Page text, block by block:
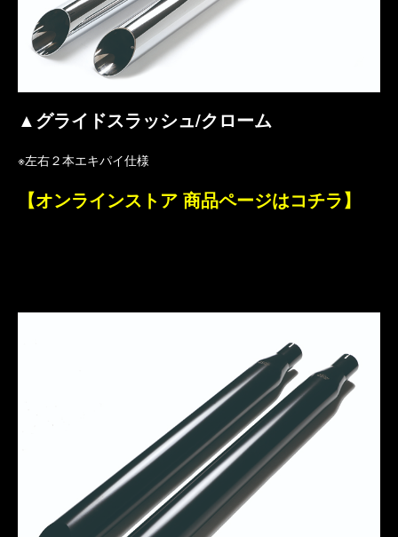
▲グライドスラッシュ/クローム
※左右２本エキパイ仕様
【オンラインストア 商品ページはコチラ】